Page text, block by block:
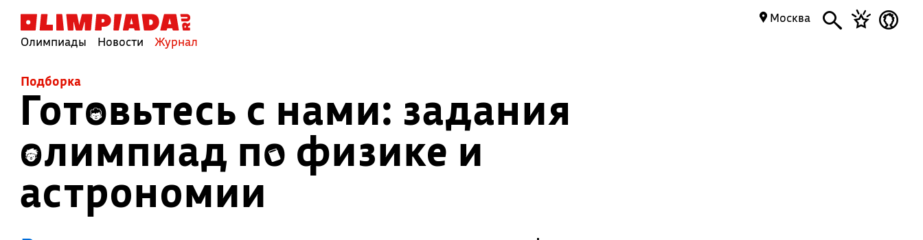
Олимпиады Новости Журнал
Москва
Подборка
Готовьтесь с нами: задания
олимпиад по физике и
астрономии